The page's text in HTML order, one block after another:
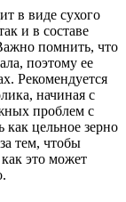
в виде сухого
и в составе
помнить, что
поэтому ее
Рекомендуется
начиная с
проблем с
цельное зерно
тем, чтобы
это может